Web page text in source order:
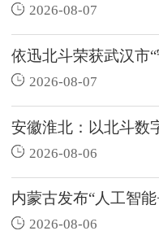
2026-08-07
依迅北斗荣获武汉市
2026-08-07
安徽淮北：以北斗数
2026-08-06
内蒙古发布“人工智
2026-08-06